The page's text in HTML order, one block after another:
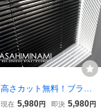
高さカット無料！ブラッ
クブラインド 横幅176×高
現在 5,980円 即決 5,980円